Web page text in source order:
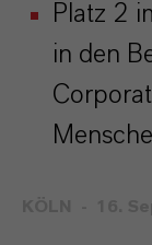
Platz 2
in den